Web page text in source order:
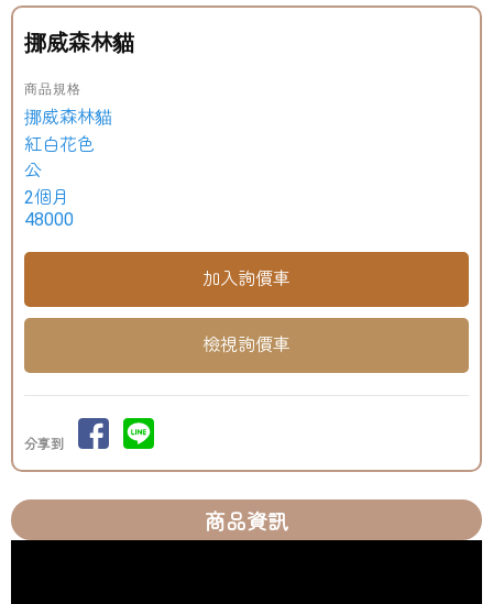
挪威森林貓
商品規格
挪威森林貓
紅白花色
公
2個月
48000
檢視詢價車
分享到
商品資訊